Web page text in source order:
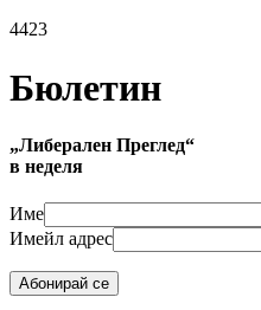
4423
Бюлетин
„Либерален Преглед“
в неделя
Име
Имейл адрес
Абонирай се